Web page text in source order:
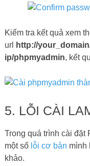
Kiểm tra kết quả xem
url
http://
ip/phpmyadmin, kết
5. LỖI CÀI
Trong quá trình cài đặt
một số lỗi cơ bản mình
khảo.